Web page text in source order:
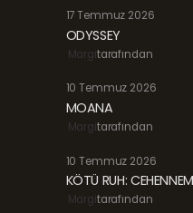
17 Temmuz 2026
ODYSSEY
Margitarafından
10 Temmuz 2026
MOANA
Margitarafından
10 Temmuz 2026
KÖTÜ RUH:
Margitarafından